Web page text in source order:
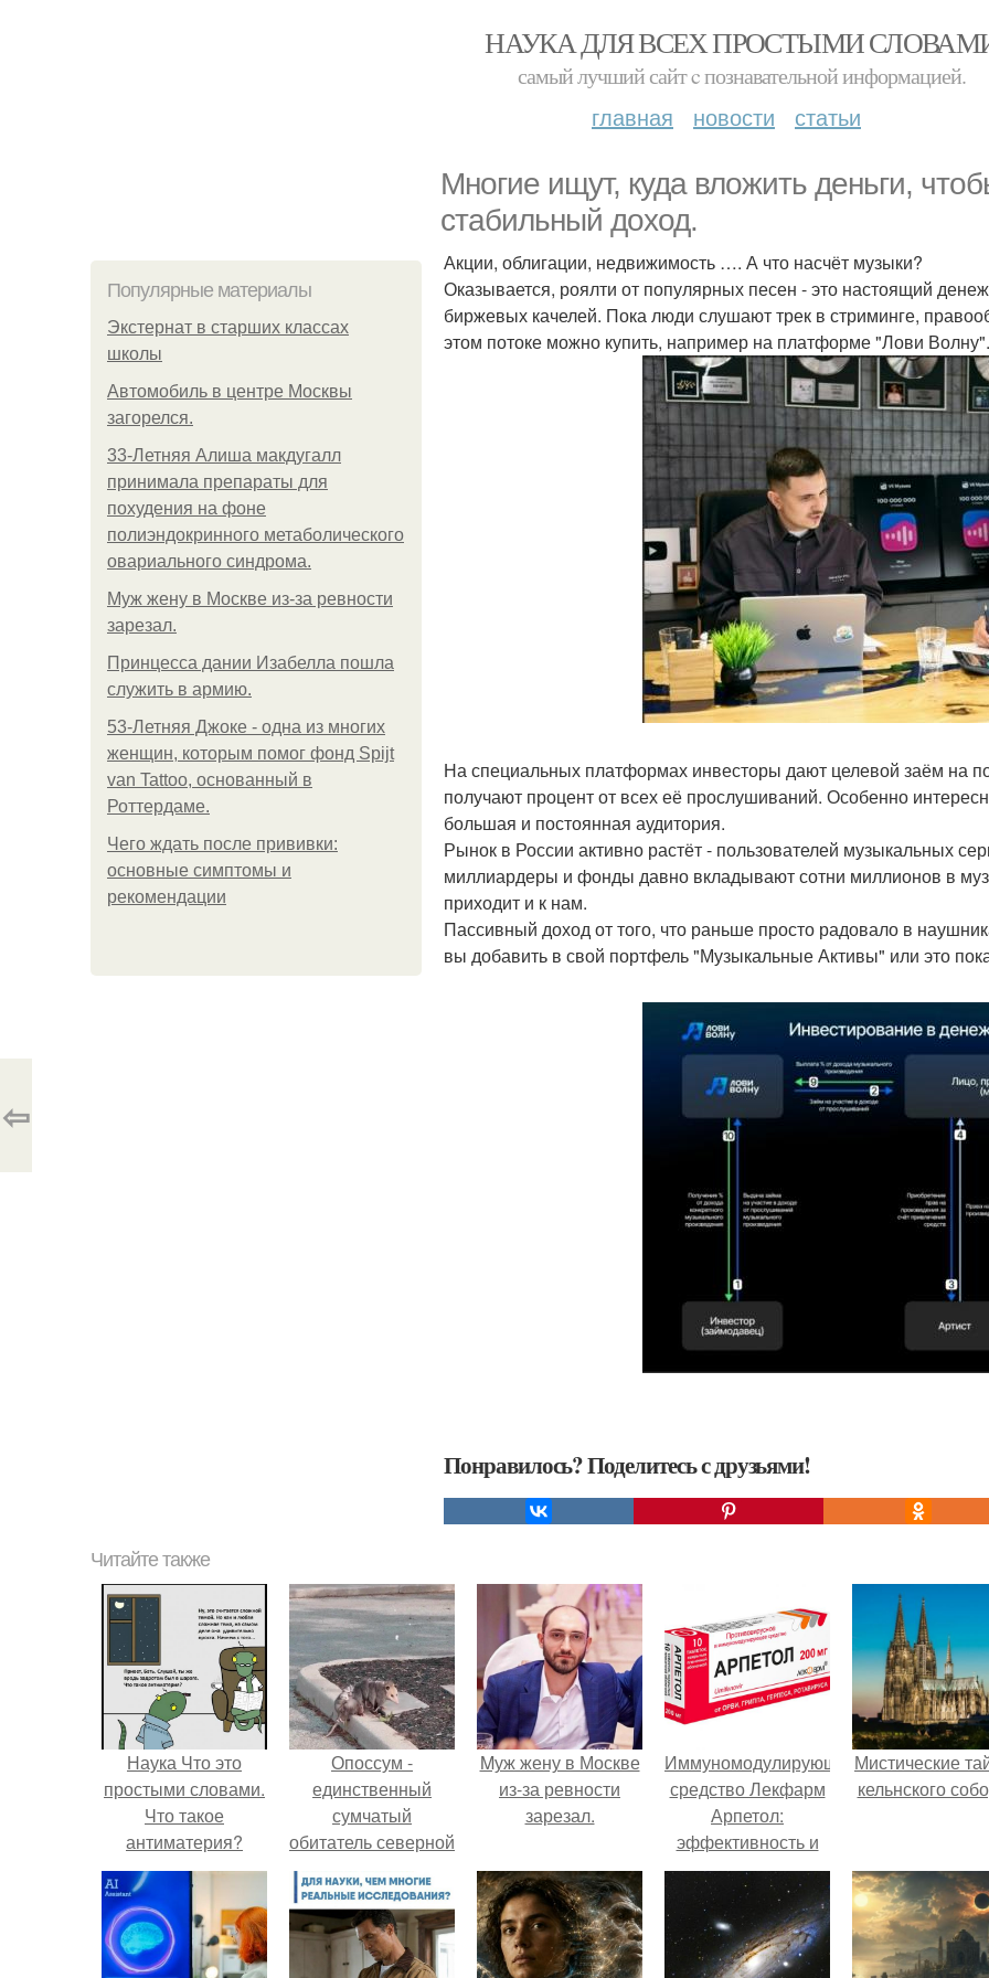
НАУКА ДЛЯ ВСЕХ ПРОСТЫМИ
самый лучший сайт c познавательной информацией.
главная новости статьи
Многие ищут, куда вложить деньги,
стабильный доход.
Популярные материалы
Экстернат в старших классах
школы
Автомобиль в центре Москвы
загорелся.
33-Летняя Алиша макдугалл
принимала препараты для
похудения на фоне
полиэндокринного метаболического
овариального синдрома.
Mуж жену в Москве из-за ревности
зарезал.
Принцесса дании Изабелла пошла
служить в армию.
53-Летняя Джоке - одна из многих
женщин, которым помог фонд Spijt
van Tattoo, основанный в
Роттердаме.
Чего ждать после прививки:
основные симптомы и
рекомендации
Акции, облигации, недвижимость …. А что насчёт музыки?
Оказывается, роялти от популярных песен - это настоящий
биржевых качелей. Пока люди слушают трек в стриминге,
этом потоке можно купить, например на платформе "Лови Волну".
На специальных платформах инвесторы дают целевой заём на
получают процент от всех её прослушиваний. Особенно
большая и постоянная аудитория.
Рынок в России активно растёт - пользователей музыкальных
миллиардеры и фонды давно вкладывают сотни миллионов в
приходит и к нам.
Пассивный доход от того, что раньше просто радовало в
вы добавить в свой портфель "Музыкальные Активы" или это
Понравилось? Поделитесь с друзьями!
⇦
Читайте также
Наука Что это
простыми словами.
Что такое
антиматерия?
Опоссум -
единственный
сумчатый
обитатель северной
Mуж жену в Москве
из-за ревности
зарезал.
Иммуномодулирующее
средство Лекфарм
Арпетол:
эффективность и
механизм действия
Мистические
кельнского